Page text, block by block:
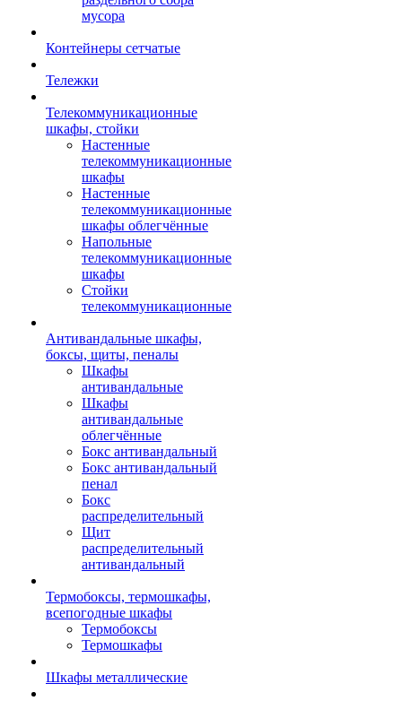
мусора
Контейнеры сетчатые
Тележки
Телекоммуникационные
шкафы, стойки
Настенные
телекоммуникационные
шкафы
Настенные
телекоммуникационные
шкафы облегчённые
Напольные
телекоммуникационные
шкафы
Стойки
телекоммуникационные
Антивандальные шкафы,
боксы, щиты, пеналы
Шкафы
антивандальные
Шкафы
антивандальные
облегчённые
Бокс антивандальный
Бокс антивандальный
пенал
Бокс
распределительный
Щит
распределительный
антивандальный
Термобоксы, термошкафы,
всепогодные шкафы
Термобоксы
Термошкафы
Шкафы металлические